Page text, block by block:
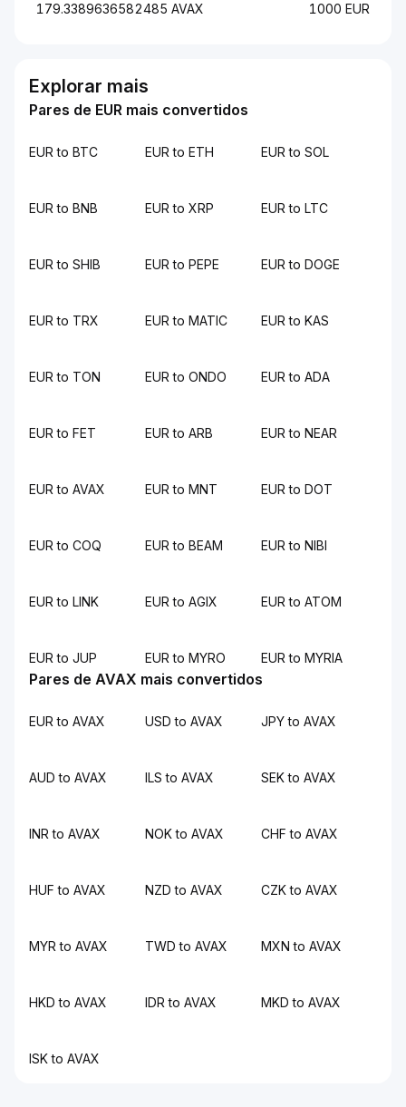
179.3389636582485 AVAX 1000 EUR
Explorar mais
Pares de EUR mais convertidos
EUR to BTC EUR to ETH EUR to SOL
EUR to BNB EUR to XRP EUR to LTC
EUR to SHIB EUR to PEPE EUR to DOGE
EUR to TRX EUR to MATIC EUR to KAS
EUR to TON EUR to ONDO EUR to ADA
EUR to FET EUR to ARB EUR to NEAR
EUR to AVAX EUR to MNT EUR to DOT
EUR to COQ EUR to BEAM EUR to NIBI
EUR to LINK EUR to AGIX EUR to ATOM
EUR to JUP EUR to MYRO EUR to MYRIA
Pares de AVAX mais convertidos
EUR to AVAX USD to AVAX JPY to AVAX
AUD to AVAX ILS to AVAX SEK to AVAX
INR to AVAX NOK to AVAX CHF to AVAX
HUF to AVAX NZD to AVAX CZK to AVAX
MYR to AVAX TWD to AVAX MXN to AVAX
HKD to AVAX IDR to AVAX MKD to AVAX
ISK to AVAX